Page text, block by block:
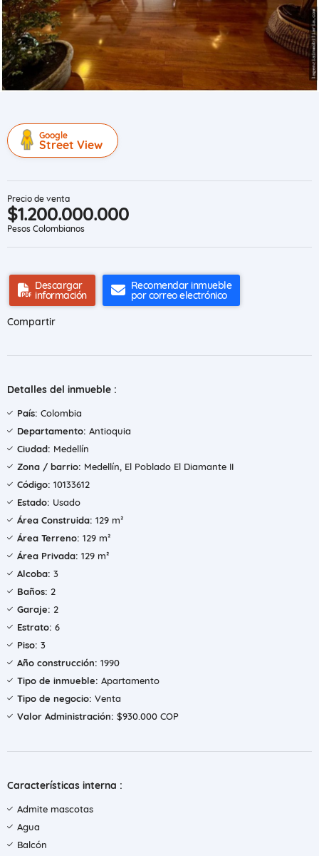
Google
Street View
Precio de venta
$1.200.000.000
Pesos Colombianos
Descargar
información
Recomendar inmueble
por correo electrónico
Compartir
Detalles del inmueble :
País: Colombia
Departamento: Antioquia
Ciudad: Medellín
Zona / barrio: Medellín, El Poblado El Diamante II
Código: 10133612
Estado: Usado
Área Construida: 129 m²
Área Terreno: 129 m²
Área Privada: 129 m²
Alcoba: 3
Baños: 2
Garaje: 2
Estrato: 6
Piso: 3
Año construcción: 1990
Tipo de inmueble: Apartamento
Tipo de negocio: Venta
Valor Administración: $930.000 COP
Características interna :
Admite mascotas
Agua
Balcón